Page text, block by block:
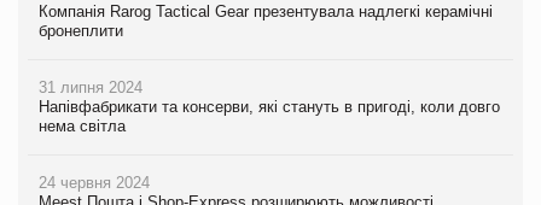
Компанія Rarog Tactical Gear презентувала надлегкі керамічні
бронеплити
31 липня 2024
Напівфабрикати та консерви, які стануть в пригоді, коли довго
нема світла
24 червня 2024